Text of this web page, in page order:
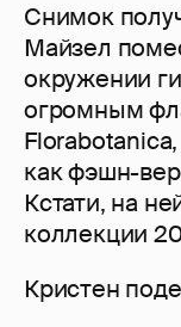
Снимок
Майзел
окружении
огромным
как фэшн-
Кстати, на
коллекции
Кристен